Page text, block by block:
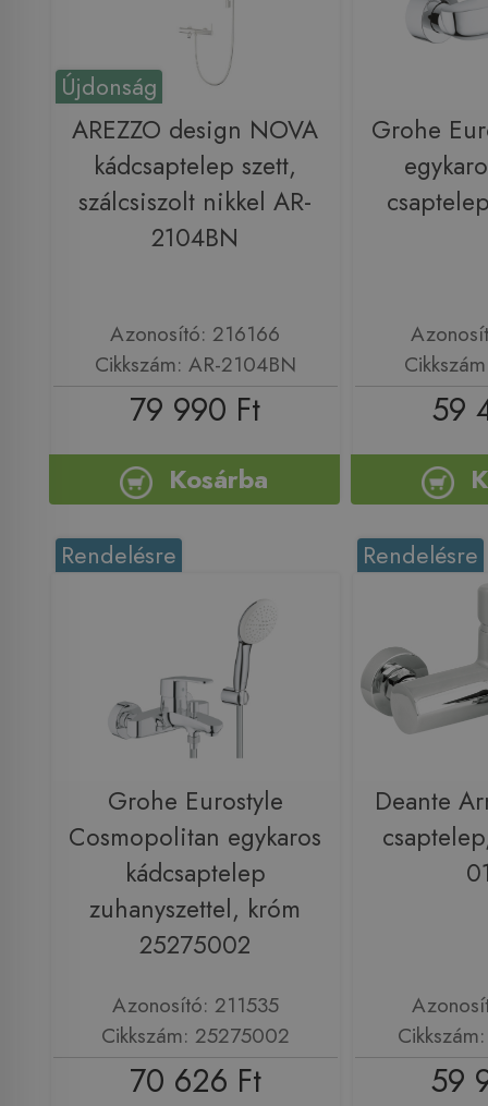
Újdonság
AREZZO design NOVA
kádcsaptelep szett,
szálcsiszolt nikkel AR-
2104BN
Azonosító: 216166
Cikkszám: AR-2104BN
79 990 Ft
Kosárba
Grohe
59
Rendelésre
Grohe Eurostyle
Cosmopolitan egykaros
kádcsaptelep
zuhanyszettel, króm
25275002
Azonosító: 211535
Cikkszám: 25275002
70 626 Ft
Rendelésre
Deante
59